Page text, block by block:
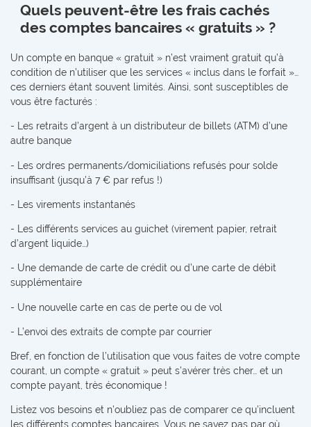
Quels peuvent-être les frais cachés
des comptes bancaires « gratuits » ?
Un compte en banque « gratuit » n’est vraiment gratuit qu’à
condition de n’utiliser que les services « inclus dans le forfait »…
ces derniers étant souvent limités. Ainsi, sont susceptibles de
vous être facturés :
- Les retraits d’argent à un distributeur de billets (ATM) d’une
autre banque
- Les ordres permanents/domiciliations refusés pour solde
insuffisant (jusqu’à 7 € par refus !)
- Les virements instantanés
- Les différents services au guichet (virement papier, retrait
d’argent liquide…)
- Une demande de carte de crédit ou d’une carte de débit
supplémentaire
- Une nouvelle carte en cas de perte ou de vol
- L’envoi des extraits de compte par courrier
Bref, en fonction de l’utilisation que vous faites de votre compte
courant, un compte « gratuit » peut s’avérer très cher… et un
compte payant, très économique !
Listez vos besoins et n’oubliez pas de comparer ce qu’incluent
les différents comptes bancaires. Vous ne savez pas par où